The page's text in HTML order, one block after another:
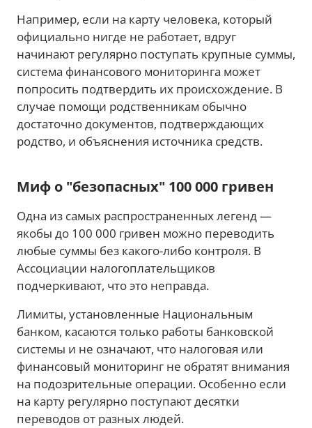
Например, если на карту человека, который
официально нигде не работает, вдруг
начинают регулярно поступать крупные суммы,
система финансового мониторинга может
попросить подтвердить их происхождение. В
случае помощи родственникам обычно
достаточно документов, подтверждающих
родство, и объяснения источника средств.
Миф о "безопасных" 100 000 гривен
Одна из самых распространенных легенд —
якобы до 100 000 гривен можно переводить
любые суммы без какого-либо контроля. В
Ассоциации налогоплательщиков
подчеркивают, что это неправда.
Лимиты, установленные Национальным
банком, касаются только работы банковской
системы и не означают, что налоговая или
финансовый мониторинг не обратят внимания
на подозрительные операции. Особенно если
на карту регулярно поступают десятки
переводов от разных людей.